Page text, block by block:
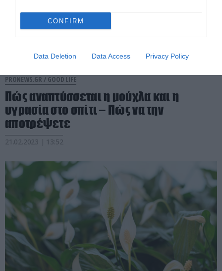
CONFIRM
Data Deletion Data Access Privacy Policy
PRONEWS.GR / GOOD LIFE
Πώς αναπτύσσεται η μούχλα και η
υγρασία στο σπίτι – Πώς να την
αποτρέψετε
21.02.2023 | 13:52